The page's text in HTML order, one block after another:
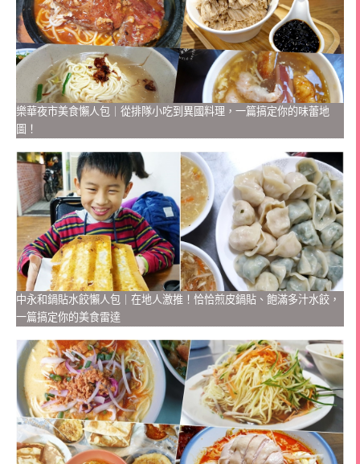
樂華夜市美食懶人包｜從排隊小吃到異國料理，一篇搞定你的味蕾地
圖！
中永和鍋貼水餃懶人包｜在地人激推！恰恰煎皮鍋貼、飽滿多汁水餃，
一篇搞定你的美食雷達